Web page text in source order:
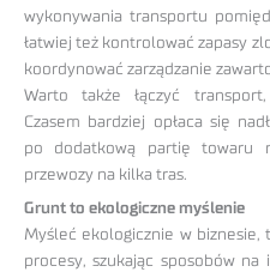
wykonywania transportu
łatwiej też kontrolować zapasy
koordynować zarządzanie
Warto także łączyć
Czasem bardziej opłaca się
po dodatkową partię towaru
przewozy na kilka tras.
Grunt to ekologiczne myślenie
Myśleć ekologicznie w biznesie,
procesy, szukając sposobów na